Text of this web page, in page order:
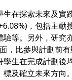
在探索未來及實
，包括主動
驗等。另外，研究
，比參與計劃前
學生在完成計劃後
標及確立未來方向。